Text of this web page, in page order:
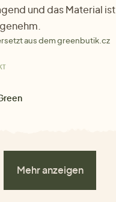
und das Material ist
aus dem greenbutik.cz
Mehr anzeigen